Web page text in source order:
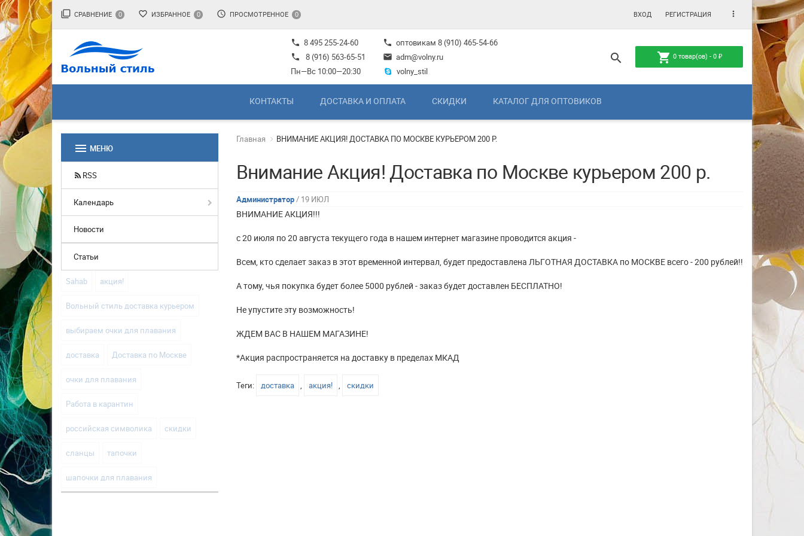
filter_none СРАВНЕНИЕ 0 favorite_border ИЗБРАННОЕ 0 access_time ПРОСМОТРЕННОЕ 0 ВХОД РЕГИСТРАЦИЯ more_vert
phone 8 495 255-24-60
phone
8 (916) 563-65-51
Пн—Вс 10:00—20:30
phone оптовикам 8 (910) 465-54-66
mail adm@volny.ru
volny_stil
search shopping_cart 0товар(ов) - 0 ₽
КОНТАКТЫ ДОСТАВКА И ОПЛАТА СКИДКИ КАТАЛОГ ДЛЯ ОПТОВИКОВ
menu МЕНЮ
RSS
Календарь
Новости
Статьи
Sahab акция!
Вольный стиль доставка курьером
выбираем очки для плавания
доставка Доставка по Москве
очки для плавания
Работа в карантин
российская символика скидки
сланцы тапочки
шапочки для плавания
Главная ВНИМАНИЕ АКЦИЯ! ДОСТАВКА ПО МОСКВЕ КУРЬЕРОМ 200 Р.
Внимание Акция! Доставка по Москве курьером 200 р.
Администратор/ 19 ИЮЛ
ВНИМАНИЕ АКЦИЯ!!!
с 20 июля по 20 августа текущего года в нашем интернет магазине проводится акция -
Всем, кто сделает заказ в этот временной интервал, будет предоставлена ЛЬГОТНАЯ ДОСТАВКА по МОСКВЕ всего - 200 рублей!!
А тому, чья покупка будет более 5000 рублей - заказ будет доставлен БЕСПЛАТНО!
Не упустите эту возможность!
ЖДЕМ ВАС В НАШЕМ МАГАЗИНЕ!
*Акция распространяется на доставку в пределах МКАД
Теги: доставка , акция! , скидки